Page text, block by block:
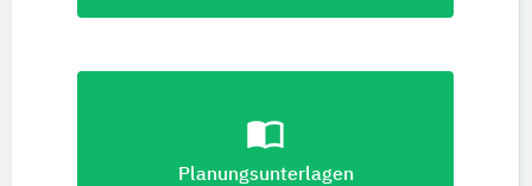
import_contacts
Planungsunterlagen